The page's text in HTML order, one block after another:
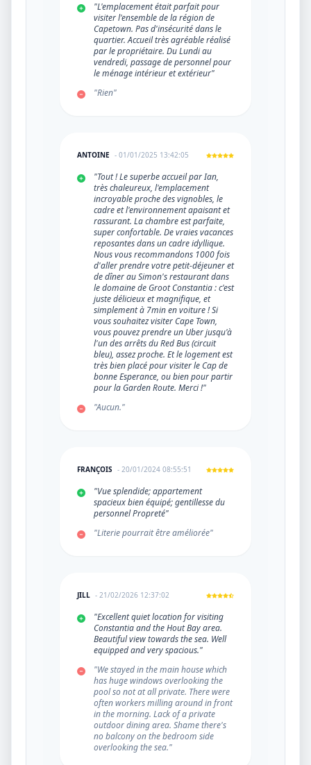
"L'emplacement était parfait pour
visiter l'ensemble de la région de
Capetown. Pas d'insécurité dans le
quartier. Accueil très agréable réalisé
par le propriétaire. Du Lundi au
vendredi, passage de personnel pour
le ménage intérieur et extérieur"
"Rien"
ANTOINE - 01/01/2025 13:42:05
"Tout ! Le superbe accueil par Ian,
très chaleureux, l'emplacement
incroyable proche des vignobles, le
cadre et l'environnement apaisant et
rassurant. La chambre est parfaite,
super confortable. De vraies vacances
reposantes dans un cadre idyllique.
Nous vous recommandons 1000 fois
d'aller prendre votre petit-déjeuner et
de dîner au Simon's restaurant dans
le domaine de Groot Constantia : c'est
juste délicieux et magnifique, et
simplement à 7min en voiture ! Si
vous souhaitez visiter Cape Town,
vous pouvez prendre un Uber jusqu'à
l'un des arrêts du Red Bus (circuit
bleu), assez proche. Et le logement est
très bien placé pour visiter le Cap de
bonne Esperance, ou bien pour partir
pour la Garden Route. Merci !"
"Aucun."
FRANÇOIS - 20/01/2024 08:55:51
"Vue splendide; appartement
spacieux bien équipé; gentillesse du
personnel Propreté"
"Literie pourrait être améliorée"
JILL - 21/02/2026 12:37:02
"Excellent quiet location for visiting
Constantia and the Hout Bay area.
Beautiful view towards the sea. Well
equipped and very spacious."
"We stayed in the main house which
has huge windows overlooking the
pool so not at all private. There were
often workers milling around in front
in the morning. Lack of a private
outdoor dining area. Shame there's
no balcony on the bedroom side
overlooking the sea."